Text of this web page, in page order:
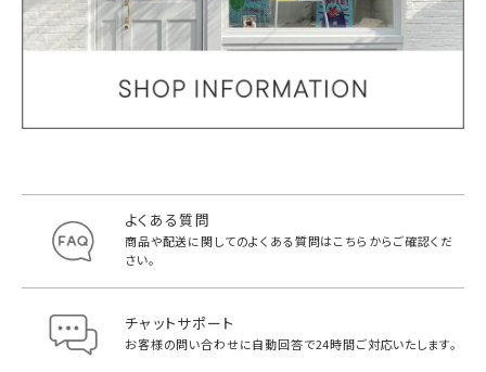
よくある質問
商品や配送に関してのよくある質問はこちらからご確認くだ
さい。
チャットサポート
お客様の問い合わせに自動回答で24時間ご対応いたします。